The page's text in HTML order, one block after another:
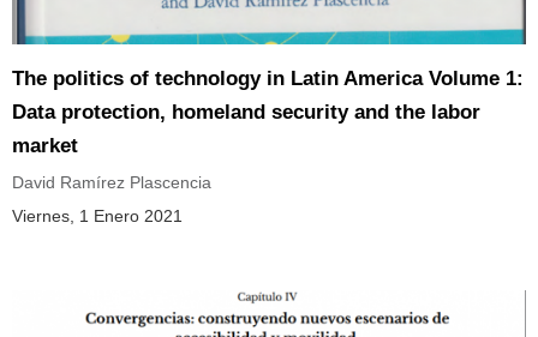
The politics of technology in Latin America Volume 1:
Data protection, homeland security and the labor
market
David Ramírez Plascencia
Viernes, 1 Enero 2021